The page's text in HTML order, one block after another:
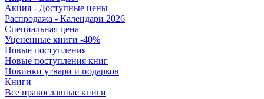
Акция - Доступные цены
Распродажа - Календари 2026
Специальная цена
Уцененные книги -40%
Новые поступления
Новые поступления книг
Новинки утвари и подарков
Книги
Все православные книги